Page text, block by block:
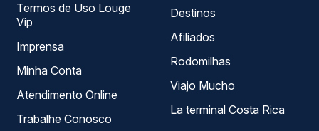
Termos de Uso Louge
Vip
Imprensa
Minha Conta
Atendimento Online
Trabalhe Conosco
Destinos
Afiliados
Rodomilhas
Viajo Mucho
La terminal Costa Rica